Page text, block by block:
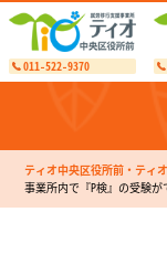
011-522-9370
ティオ中央区役所前・ティ
事業所内で『P検』の受験が